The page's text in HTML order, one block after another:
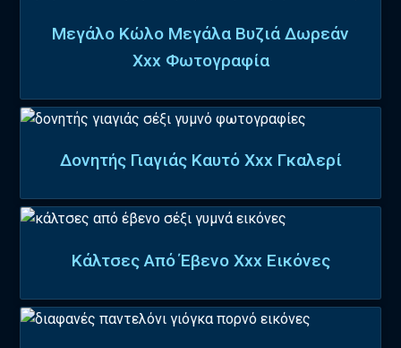
Μεγάλο Κώλο Μεγάλα Βυζιά Δωρεάν
Xxx Φωτογραφία
Δονητής Γιαγιάς Καυτό Xxx Γκαλερί
Κάλτσες Από Έβενο Xxx Εικόνες